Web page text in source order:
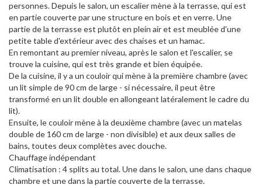
personnes. Depuis le salon, un escalier mène à la terrasse, qui est
en partie couverte par une structure en bois et en verre. Une
partie de la terrasse est plutôt en plein air et est meublée d'une
petite table d'extérieur avec des chaises et un hamac.
En remontant au premier niveau, après le salon et l'escalier, se
trouve la cuisine, qui est très grande et bien équipée.
De la cuisine, il y a un couloir qui mène à la première chambre (avec
un lit simple de 90 cm de large - si nécessaire, il peut être
transformé en un lit double en allongeant latéralement le cadre du
lit).
Ensuite, le couloir mène à la deuxième chambre (avec un matelas
double de 160 cm de large - non divisible) et aux deux salles de
bains, toutes deux complètes avec douche.
Chauffage indépendant
Climatisation : 4 splits au total. Une dans le salon, une dans chaque
chambre et une dans la partie couverte de la terrasse.